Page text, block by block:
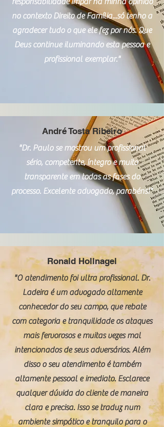
no contexto Direito de Família...só tenho a
agradecer tudo o que ele fez por nós. Que
Deus continue iluminando esta pessoa e
profissional exemplar."
André Tosta Ribeiro
"Dr. Paulo se mostrou um profissional
sério, competente, íntegro e muito
transparente em todas as fases do
processo. Excelente advogado, parabéns!"
Ronald Hollnagel
"O atendimento foi ultra profissional. Dr.
Ladeira é um advogado altamente
conhecedor do seu campo, que rebate
com categoria e tranquilidade os ataques
mais fervorosos e muitas vezes mal
intencionados de seus adversários. Além
disso o seu atendimento é também
altamente pessoal e imediato. Esclarece
qualquer dúvida do cliente de maneira
clara e precisa. Isso se traduz num
ambiente simpático e tranquilo para o